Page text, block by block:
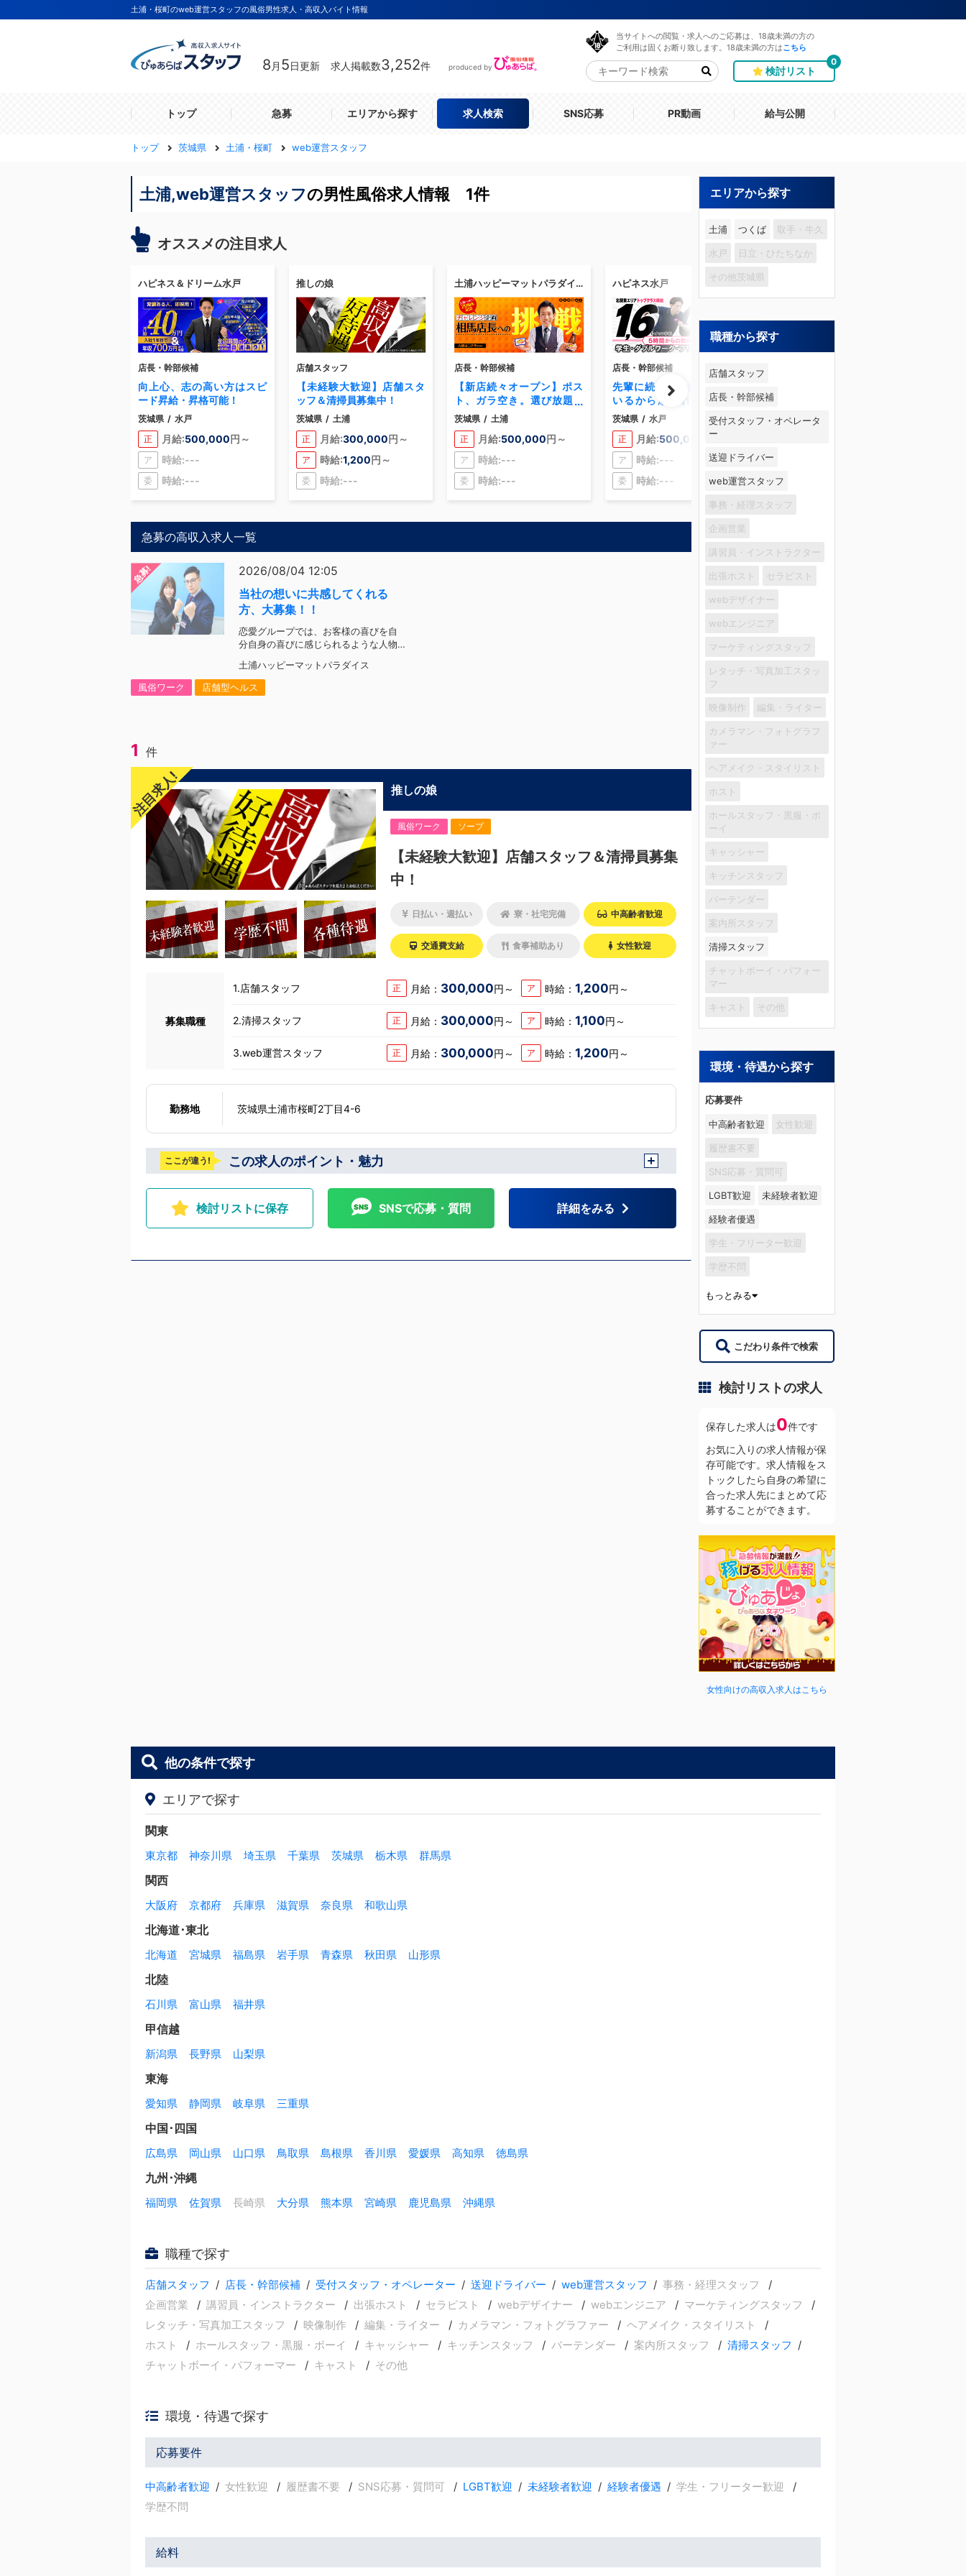
土浦・桜町のweb運営スタッフの風俗男性求人・高収入バイト情報
8 月 5日更新 求人掲載数3,252件 produced by
当サイトへの閲覧・求人へのご応募は、18歳未満の方の
ご利用は固くお断り致します。18歳未満の方は こちら
検討リスト
0
トップ 急募 エリアから探す 求人検索 SNS応募 PR動画 給与公開
トップ 茨城県 土浦・桜町 web運営スタッフ
土浦,web運営スタッフの男性風俗求人情報 1件
オススメの注目求人
ハピネス＆ドリーム水戸
店長・幹部候補
向上心、志の高い方はスピ
ード昇給・昇格可能！
茨城県 / 水戸
正
月給:500,000円～
ア 時給:---
委 時給:---
推しの娘
店舗スタッフ
【未経験大歓迎】店舗スタ
ッフ＆清掃員募集中！
茨城県 / 土浦
正
月給:300,000円～
ア 時給:1,200円～
委 時給:---
土浦ハッピーマットパラダイス
店長・幹部候補
【新店続々オープン】ポス
ト、ガラ空き。選び放題！
一般職で月収【 53万円 】超
の実績あり。
茨城県 / 土浦
正
月給:500,000円～
ア 時給:---
委 時給:---
ハピネス水戸
店長・幹部候補
先輩に続け！目指す手本が
いるから頑張れる！“やる
気”がすべて！性別関係な
く、実力で高収入を掴めま
す！
茨城県 / 水戸
正
月給:500,000
ア 時給:---
委 時給:---
急募の高収入求人一覧
急募!
2026/08/04 12:05
当社の想いに共感してくれる
方、大募集！！
恋愛グループでは、お客様の喜びを自
分自身の喜びに感じられるような人物
様が笑顔になると自分も嬉しい・お客
様だけでなく、働く仲間もキャストさ
んも笑顔になると嬉しい・喜んで(楽し
かくお給料をあげたい！など。接客業
経験がないからダメという事は一切な
く、自分の将来のビジョンの為にこう
したい！こうなりたい！と強い意志を
持ってる方にも平等にチャンスがある
職場になっています。その為、未経験
からの応募も大歓迎です。今働いてる
先輩方は、異業種から転職してきた方
が圧倒的に多いです。「ちょっと求め
てる人物像と自分は違うかも…？」と思
う方もいると思います。ですが、よく
考えてください。全てが当てはまる人
の方が少ないと思います。ココは自分
にも当てはまる！で十分なんです。ま
を聞かせてください。その後、私たち
の想いを説明させていただきます。そ
と思います。ご応募お待ちしておりま
土浦ハッピーマットパラダイス
風俗ワーク
店舗型ヘルス
1 件
注目求人! 推しの娘
風俗ワーク ソープ
【未経験大歓迎】店舗スタッフ＆清掃員募集
中！
日払い・週払い 寮・社宅完備 中高齢者歓迎
交通費支給 食事補助あり 女性歓迎
募集職種
1.店舗スタッフ 正 月給： 300,000円～ ア 時給：1,200円～
2.清掃スタッフ 正 月給： 300,000円～ ア 時給：1,100円～
3.web運営スタッフ 正 月給： 300,000円～ ア 時給：1,200円～
勤務地 茨城県土浦市桜町2丁目4-6
ここが違う! この求人のポイント・魅力
検討リストに保存 SNSで応募・質問 詳細をみる
エリアから探す
土浦 つくば 取手・牛久
水戸 日立・ひたちなか
その他茨城県
職種から探す
店舗スタッフ
店長・幹部候補
受付スタッフ・オペレータ
ー
送迎ドライバー
web運営スタッフ
事務・経理スタッフ
企画営業
講習員・インストラクター
出張ホスト セラピスト
webデザイナー
webエンジニア
マーケティングスタッフ
レタッチ・写真加工スタッ
フ
映像制作 編集・ライター
カメラマン・フォトグラフ
ァー
ヘアメイク・スタイリスト
ホスト
ホールスタッフ・黒服・ボ
ーイ
キャッシャー
キッチンスタッフ
バーテンダー
案内所スタッフ
清掃スタッフ
チャットボーイ・パフォー
マー
キャスト その他
環境・待遇から探す
応募要件
中高齢者歓迎 女性歓迎
履歴書不要
SNS応募・質問可
LGBT歓迎 未経験者歓迎
経験者優遇
学生・フリーター歓迎
学歴不問
もっとみる
こだわり条件で検索
検討リストの求人
保存した求人は0件です
お気に入りの求人情報が保
存可能です。求人情報をス
トックしたら自身の希望に
合った求人先にまとめて応
募することができます。
女性向けの高収入求人はこちら
他の条件で探す
エリアで探す
関東
東京都 神奈川県 埼玉県 千葉県 茨城県 栃木県 群馬県
関西
大阪府 京都府 兵庫県 滋賀県 奈良県 和歌山県
北海道･東北
北海道 宮城県 福島県 岩手県 青森県 秋田県 山形県
北陸
石川県 富山県 福井県
甲信越
新潟県 長野県 山梨県
東海
愛知県 静岡県 岐阜県 三重県
中国･四国
広島県 岡山県 山口県 鳥取県 島根県 香川県 愛媛県 高知県 徳島県
九州･沖縄
福岡県 佐賀県 長崎県 大分県 熊本県 宮崎県 鹿児島県 沖縄県
職種で探す
店舗スタッフ 店長・幹部候補 受付スタッフ・オペレーター 送迎ドライバー web運営スタッフ
事務・経理スタッフ
企画営業
講習員・インストラクター 出張ホスト セラピスト webデザイナー webエンジニア
マーケティングスタッフ
レタッチ・写真加工スタッフ
映像制作 編集・ライター カメラマン・フォトグラファー
ヘアメイク・スタイリスト
ホスト
ホールスタッフ・黒服・ボーイ キャッシャー キッチンスタッフ バーテンダー 案内所スタッフ
清掃スタッフ
チャットボーイ・パフォーマー
キャスト その他
環境・待遇で探す
応募要件
中高齢者歓迎 女性歓迎 履歴書不要 SNS応募・質問可 LGBT歓迎 未経験者歓迎 経験者優遇
学生・フリーター歓迎
学歴不問
給料